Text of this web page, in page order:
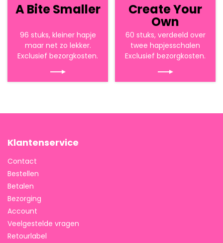
A Bite Smaller
96 stuks, kleiner hapje
maar net zo lekker.
Exclusief bezorgkosten.
Create Your
Own
60 stuks, verdeeld over
twee hapjesschalen
Exclusief bezorgkosten.
Klantenservice
Contact
Bestellen
Betalen
Bezorging
Account
Veelgestelde vragen
Retourlabel